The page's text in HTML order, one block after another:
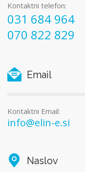
Kontaktni telefon:
031 684 964
070 822 829
Email
Kontaktni Email:
info@elin-e.si
Naslov